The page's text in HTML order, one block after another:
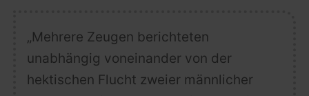
„Mehrere Zeugen berichteten
unabhängig voneinander von der
hektischen Flucht zweier männlicher